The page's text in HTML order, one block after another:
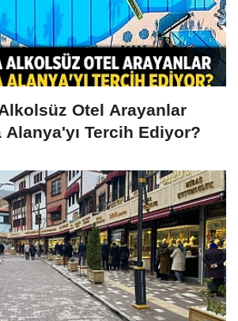
Otel Arayanlar
Alanya'yı Tercih Ediyor?